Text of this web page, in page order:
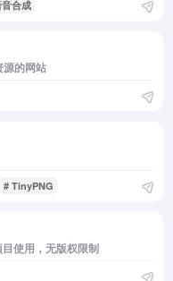
合成
源的网站
# TinyPNG
使用，无版权限制